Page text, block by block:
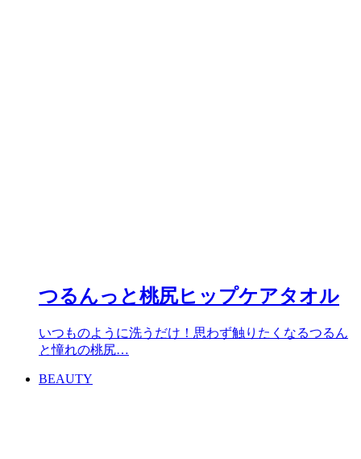
つるんっと桃尻ヒップケアタオル
いつものように洗うだけ！思わず触りたくなるつるん
と憧れの桃尻…
BEAUTY